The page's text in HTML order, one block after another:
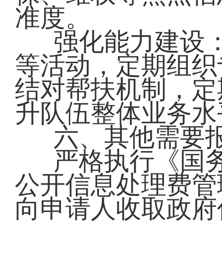
准度。
强化能力建设
等活动，定期组
结对帮扶机制，
升队伍整体业务
六、其他需要
严格执行《国
公开信息处理费
向申请人收取政